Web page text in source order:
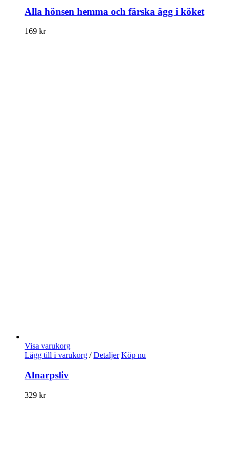
Alla hönsen hemma och färska ägg i köket
169 kr
Visa varukorg
Lägg till i varukorg / Detaljer Köp nu
Alnarpsliv
329 kr